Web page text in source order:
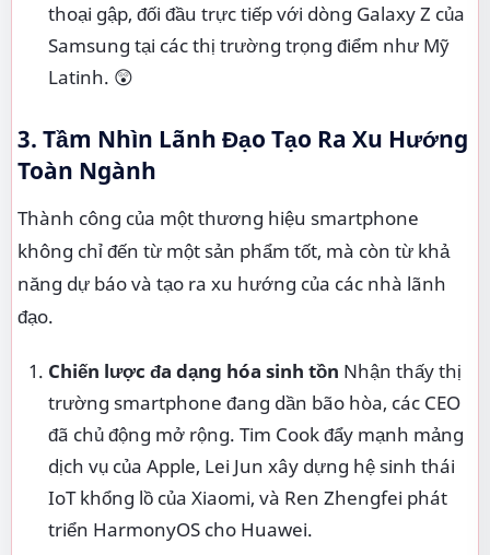
thoại gập, đối đầu trực tiếp với dòng Galaxy Z của
Samsung tại các thị trường trọng điểm như Mỹ
Latinh. 😲
3. Tầm Nhìn Lãnh Đạo Tạo Ra Xu Hướng
Toàn Ngành
Thành công của một thương hiệu smartphone
không chỉ đến từ một sản phẩm tốt, mà còn từ khả
năng dự báo và tạo ra xu hướng của các nhà lãnh
đạo.
Chiến lược đa dạng hóa sinh tồn Nhận thấy thị
trường smartphone đang dần bão hòa, các CEO
đã chủ động mở rộng. Tim Cook đẩy mạnh mảng
dịch vụ của Apple, Lei Jun xây dựng hệ sinh thái
IoT khổng lồ của Xiaomi, và Ren Zhengfei phát
triển HarmonyOS cho Huawei.